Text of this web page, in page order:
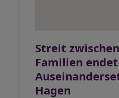
Streit
Familien
Hagen